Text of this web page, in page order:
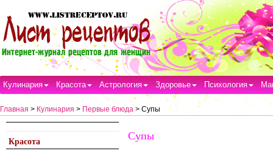
Кулинария Красота Астрология Здоровье Психология
Главная > Кулинария > Первые блюда > Супы
Красота Супы